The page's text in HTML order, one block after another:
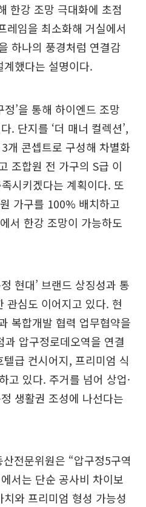
한강 조망 극대화에 초점
레임을 최소화해 거실에서
하나의 풍경처럼 연결감
했다는 설명이다.
’을 통해 하이엔드 조망
. 단지를 ‘더 매너 컬렉션’,
3개 콘셉트로 구성해 차별화
조합원 전 가구의 S급 이
시키겠다는 계획이다. 또
가구를 100% 배치하고
서 한강 조망이 가능하도
현대’ 브랜드 상징성과 통
관심도 이어지고 있다. 현
복합개발 협력 업무협약을
압구정로데오역을 연결
급 컨시어지, 프리미엄 식
고 있다. 주거를 넘어 상업·
생활권 조성에 나선다는
전문위원은 “압구정5구역
서는 단순 공사비 차이보
와 프리미엄 형성 가능성